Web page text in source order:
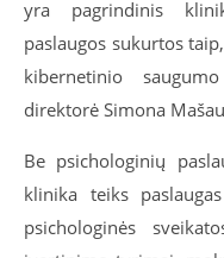
yra pagrindinis
paslaugos sukurtos
kibernetinio
direktorė Simona
Be psichologinių
klinika teiks
psichologinės